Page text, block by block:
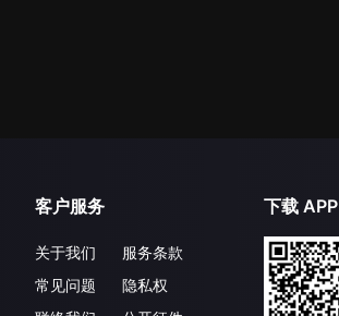
客户服务
关于我们
常见问题
服务条款
隐私权
下载 APP